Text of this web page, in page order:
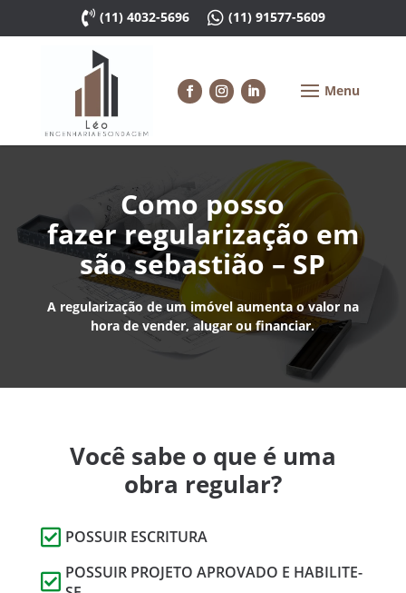
 (11) 4032-5696  (11) 91577-5609
Como posso
fazer regularização em
são sebastião – SP
A regularização de um imóvel aumenta o valor na
hora de vender, alugar ou financiar.
Você sabe o que é uma
obra regular?
 POSSUIR ESCRITURA
 POSSUIR PROJETO APROVADO E HABILITE-